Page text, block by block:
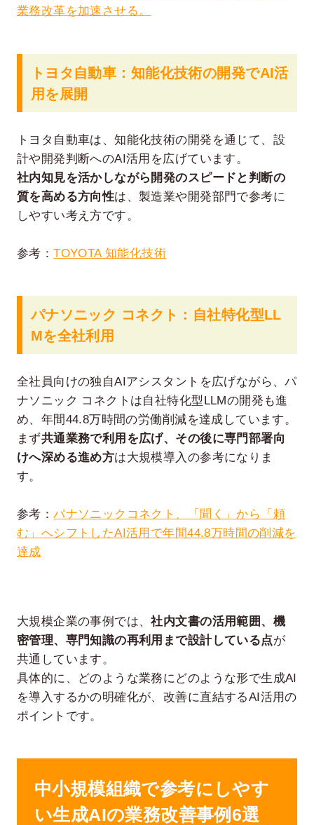
業務改革を加速させる。
トヨタ自動車：知能化技術の開発でAI活
用を展開
トヨタ自動車は、知能化技術の開発を通じて、設
計や開発判断へのAI活用を広げています。
社内知見を活かしながら開発のスピードと判断の
質を高める方向性は、製造業や開発部門で参考に
しやすい考え方です。
参考：TOYOTA 知能化技術
パナソニック コネクト：自社特化型LL
Mを全社利用
全社員向けの独自AIアシスタントを広げながら、パ
ナソニック コネクトは自社特化型LLMの開発も進
め、年間44.8万時間の労働削減を達成しています。
まず共通業務で利用を広げ、その後に専門部署向
けへ深める進め方は大規模導入の参考になりま
す。
参考：パナソニックコネクト、「聞く」から「頼
む」へシフトしたAI活用で年間44.8万時間の削減を
達成
大規模企業の事例では、社内文書の活用範囲、機
密管理、専門知識の再利用まで設計している点が
共通しています。
具体的に、どのような業務にどのような形で生成AI
を導入するかの明確化が、改善に直結するAI活用の
ポイントです。
中小規模組織で参考にしやす
い生成AIの業務改善事例6選